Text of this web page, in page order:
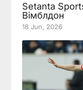
Setanta
Вімблдон
18 Jun, 2026